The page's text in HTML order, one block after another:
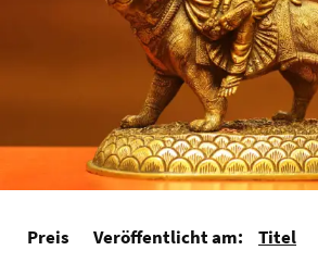
Preis Veröffentlicht am:
Titel